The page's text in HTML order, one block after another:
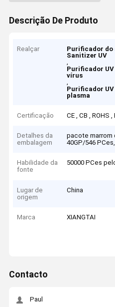
Descrição De Produto
Realçar
Purificador do
Sanitizer UV
,
Purificador
vírus
,
Purificador
plasma
Certificação CE , CB , ROHS ,
Detalhes da
embalagem
pacote marrom
40GP/546
Habilidade da
fonte
50000 PCes
Lugar de
origem
China
Marca XIANGTAI
Contacto
Paul